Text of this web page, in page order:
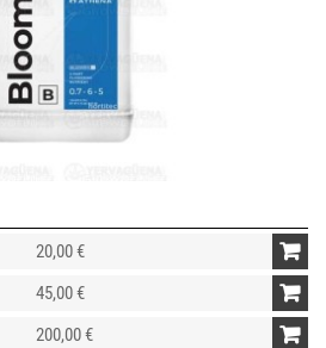
20,00 €
45,00 €
200,00 €